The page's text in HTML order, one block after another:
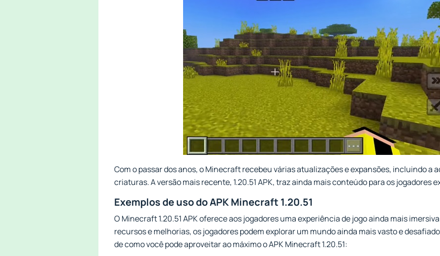
Com o passar dos anos, o Minecraft recebeu várias atualizações e expansões, incluindo a
criaturas. A versão mais recente, 1.20.51 APK, traz ainda mais conteúdo para os jogadores
Exemplos de uso do APK Minecraft 1.20.51
O Minecraft 1.20.51 APK oferece aos jogadores uma experiência de jogo ainda mais
recursos e melhorias, os jogadores podem explorar um mundo ainda mais vasto e
de como você pode aproveitar ao máximo o APK Minecraft 1.20.51: